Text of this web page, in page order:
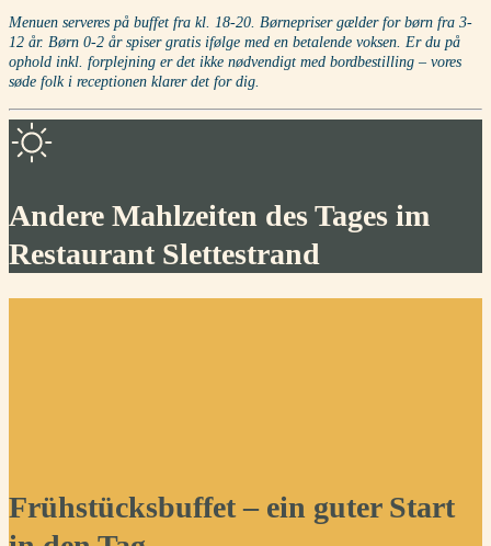
Menuen serveres på buffet fra kl. 18-20. Børnepriser gælder for børn fra 3-
12 år. Børn 0-2 år spiser gratis ifølge med en betalende voksen. Er du på
ophold inkl. forplejning er det ikke nødvendigt med bordbestilling – vores
søde folk i receptionen klarer det for dig.
Andere Mahlzeiten des Tages im
Restaurant Slettestrand
Frühstücksbuffet – ein guter Start